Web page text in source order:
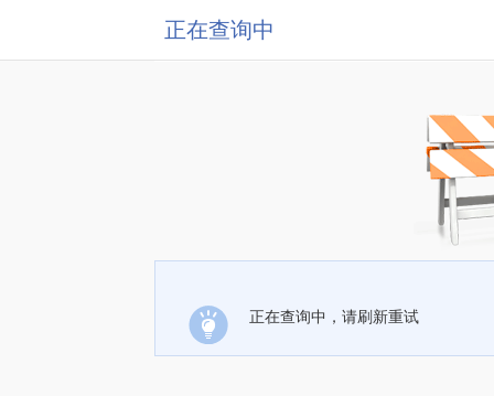
正在查询中
正在查询中，请刷新重试